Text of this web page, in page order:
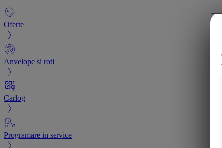
Oferte
Anvelope si roti
Carlog
Programare in service